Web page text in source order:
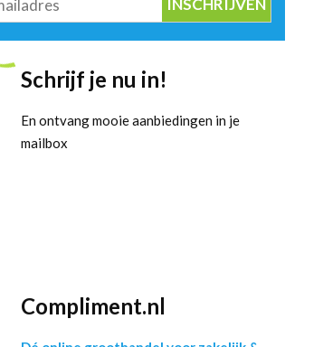
Schrijf je nu in!
En ontvang mooie aanbiedingen in je
mailbox
Compliment.nl